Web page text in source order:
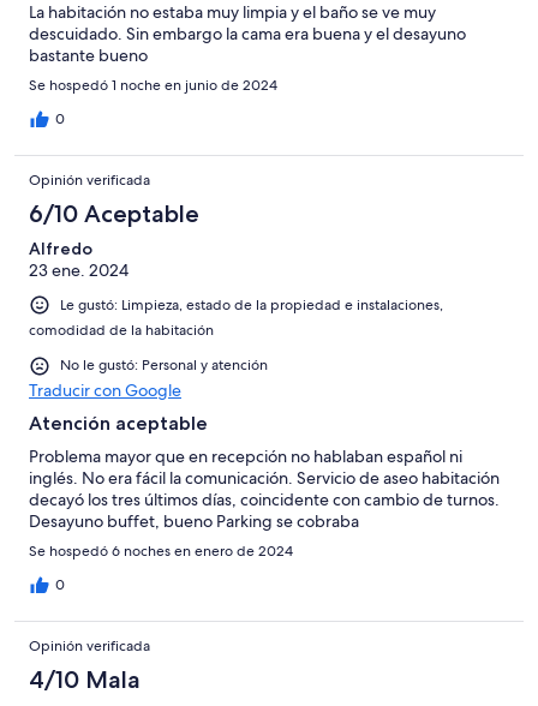
La habitación no estaba muy limpia y el baño se ve muy
descuidado. Sin embargo la cama era buena y el desayuno
bastante bueno
Se hospedó 1 noche en junio de 2024
0
Opinión verificada
6/10 Aceptable
Alfredo
23 ene. 2024
Le gustó: Limpieza, estado de la propiedad e instalaciones,
comodidad de la habitación
No le gustó: Personal y atención
Traducir con Google
Atención aceptable
Problema mayor que en recepción no hablaban español ni
inglés. No era fácil la comunicación. Servicio de aseo habitación
decayó los tres últimos días, coincidente con cambio de turnos.
Desayuno buffet, bueno Parking se cobraba
Se hospedó 6 noches en enero de 2024
0
Opinión verificada
4/10 Mala